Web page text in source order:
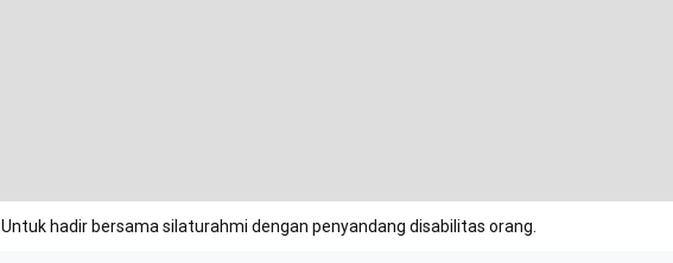
Untuk hadir bersama silaturahmi dengan penyandang disabilitas orang.